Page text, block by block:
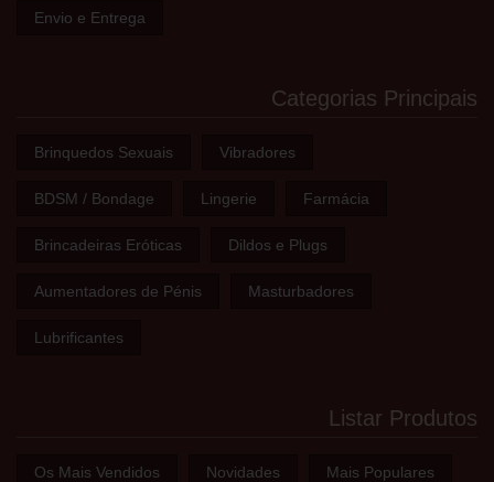
Envio e Entrega
Categorias Principais
Brinquedos Sexuais Vibradores
BDSM / Bondage Lingerie Farmácia
Brincadeiras Eróticas Dildos e Plugs
Aumentadores de Pénis Masturbadores
Lubrificantes
Listar Produtos
Os Mais Vendidos Novidades Mais Populares